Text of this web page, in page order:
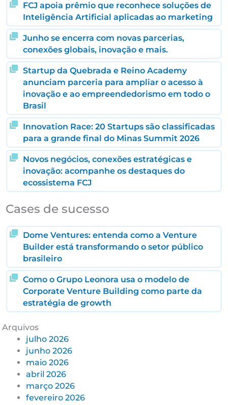
FCJ apoia prêmio que reconhece soluções de
Inteligência Artificial aplicadas ao marketing
Junho se encerra com novas parcerias,
conexões globais, inovação e mais.
Startup da Quebrada e Reino Academy
anunciam parceria para ampliar o acesso à
inovação e ao empreendedorismo em todo o
Brasil
Innovation Race: 20 Startups são classificadas
para a grande final do Minas Summit 2026
Novos negócios, conexões estratégicas e
inovação: acompanhe os destaques do
ecossistema FCJ
Cases de sucesso
Dome Ventures: entenda como a Venture
Builder está transformando o setor público
brasileiro
Como o Grupo Leonora usa o modelo de
Corporate Venture Building como parte da
estratégia de growth
Arquivos
julho 2026
junho 2026
maio 2026
abril 2026
março 2026
fevereiro 2026